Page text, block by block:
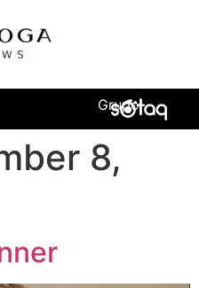
Grupo
8,